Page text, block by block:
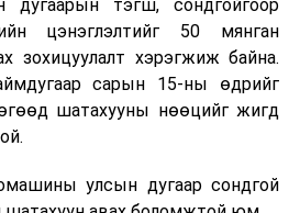
тэгш, сондгойгоор
цэнэглэлтийг 50 мянган
зохицуулалт хэрэгжиж байна.
сарын 15-ны өдрийг
шатахууны нөөцийг жигд
улсын дугаар сондгой